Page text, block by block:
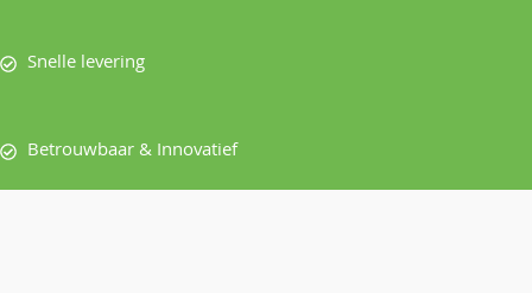
Snelle levering
Betrouwbaar & Innovatief